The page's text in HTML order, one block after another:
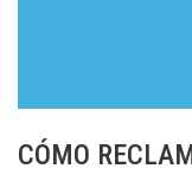
CÓMO